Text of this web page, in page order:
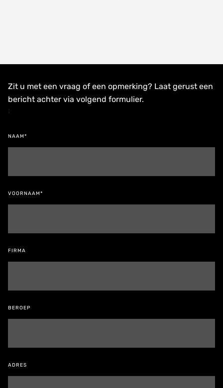
Zit u met een vraag of een opmerking? Laat gerust een
bericht achter via volgend formulier.
;
NAAM*
VOORNAAM*
FIRMA
BEROEP
ADRES